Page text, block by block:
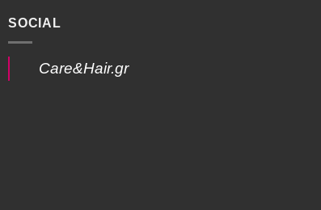
SOCIAL
Care&Hair.gr